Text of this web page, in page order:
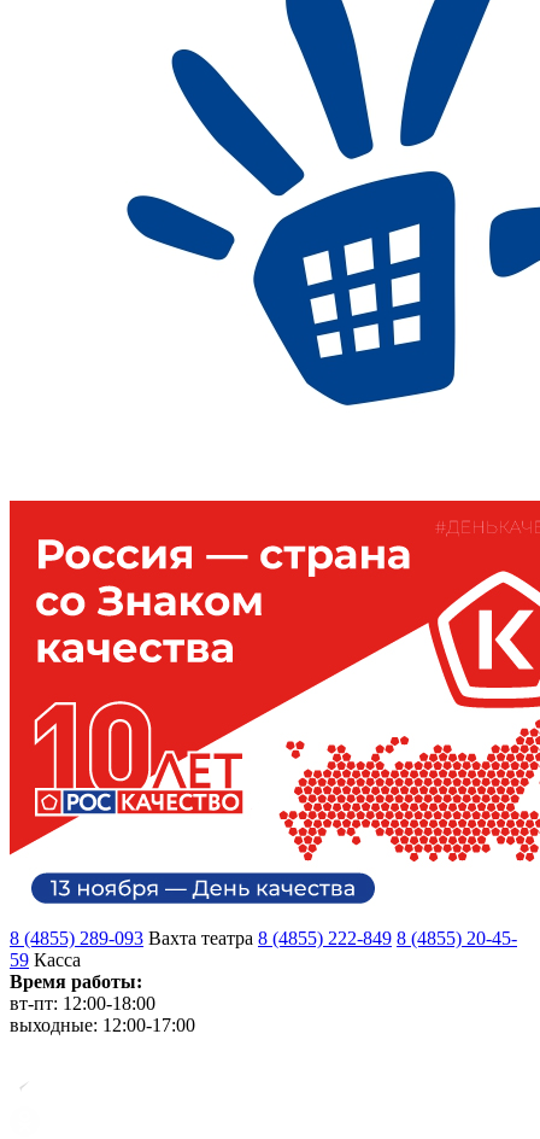
8 (4855) 289-093 Вахта театра 8 (4855) 222-849 8 (4855) 20-45-
59 Касса
Время работы:
вт-пт: 12:00-18:00
выходные: 12:00-17:00